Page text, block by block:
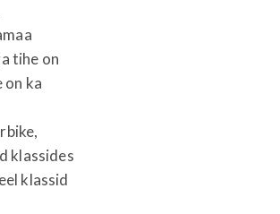
tihe on
ka
klassides
klassid